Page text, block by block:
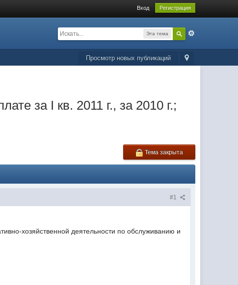
Вход Регистрация
Эта тема
Просмотр новых публикаций
за I кв. 2011 г., за 2010 г.;
Тема закрыта
#1
хозяйственной деятельности по обслуживанию и